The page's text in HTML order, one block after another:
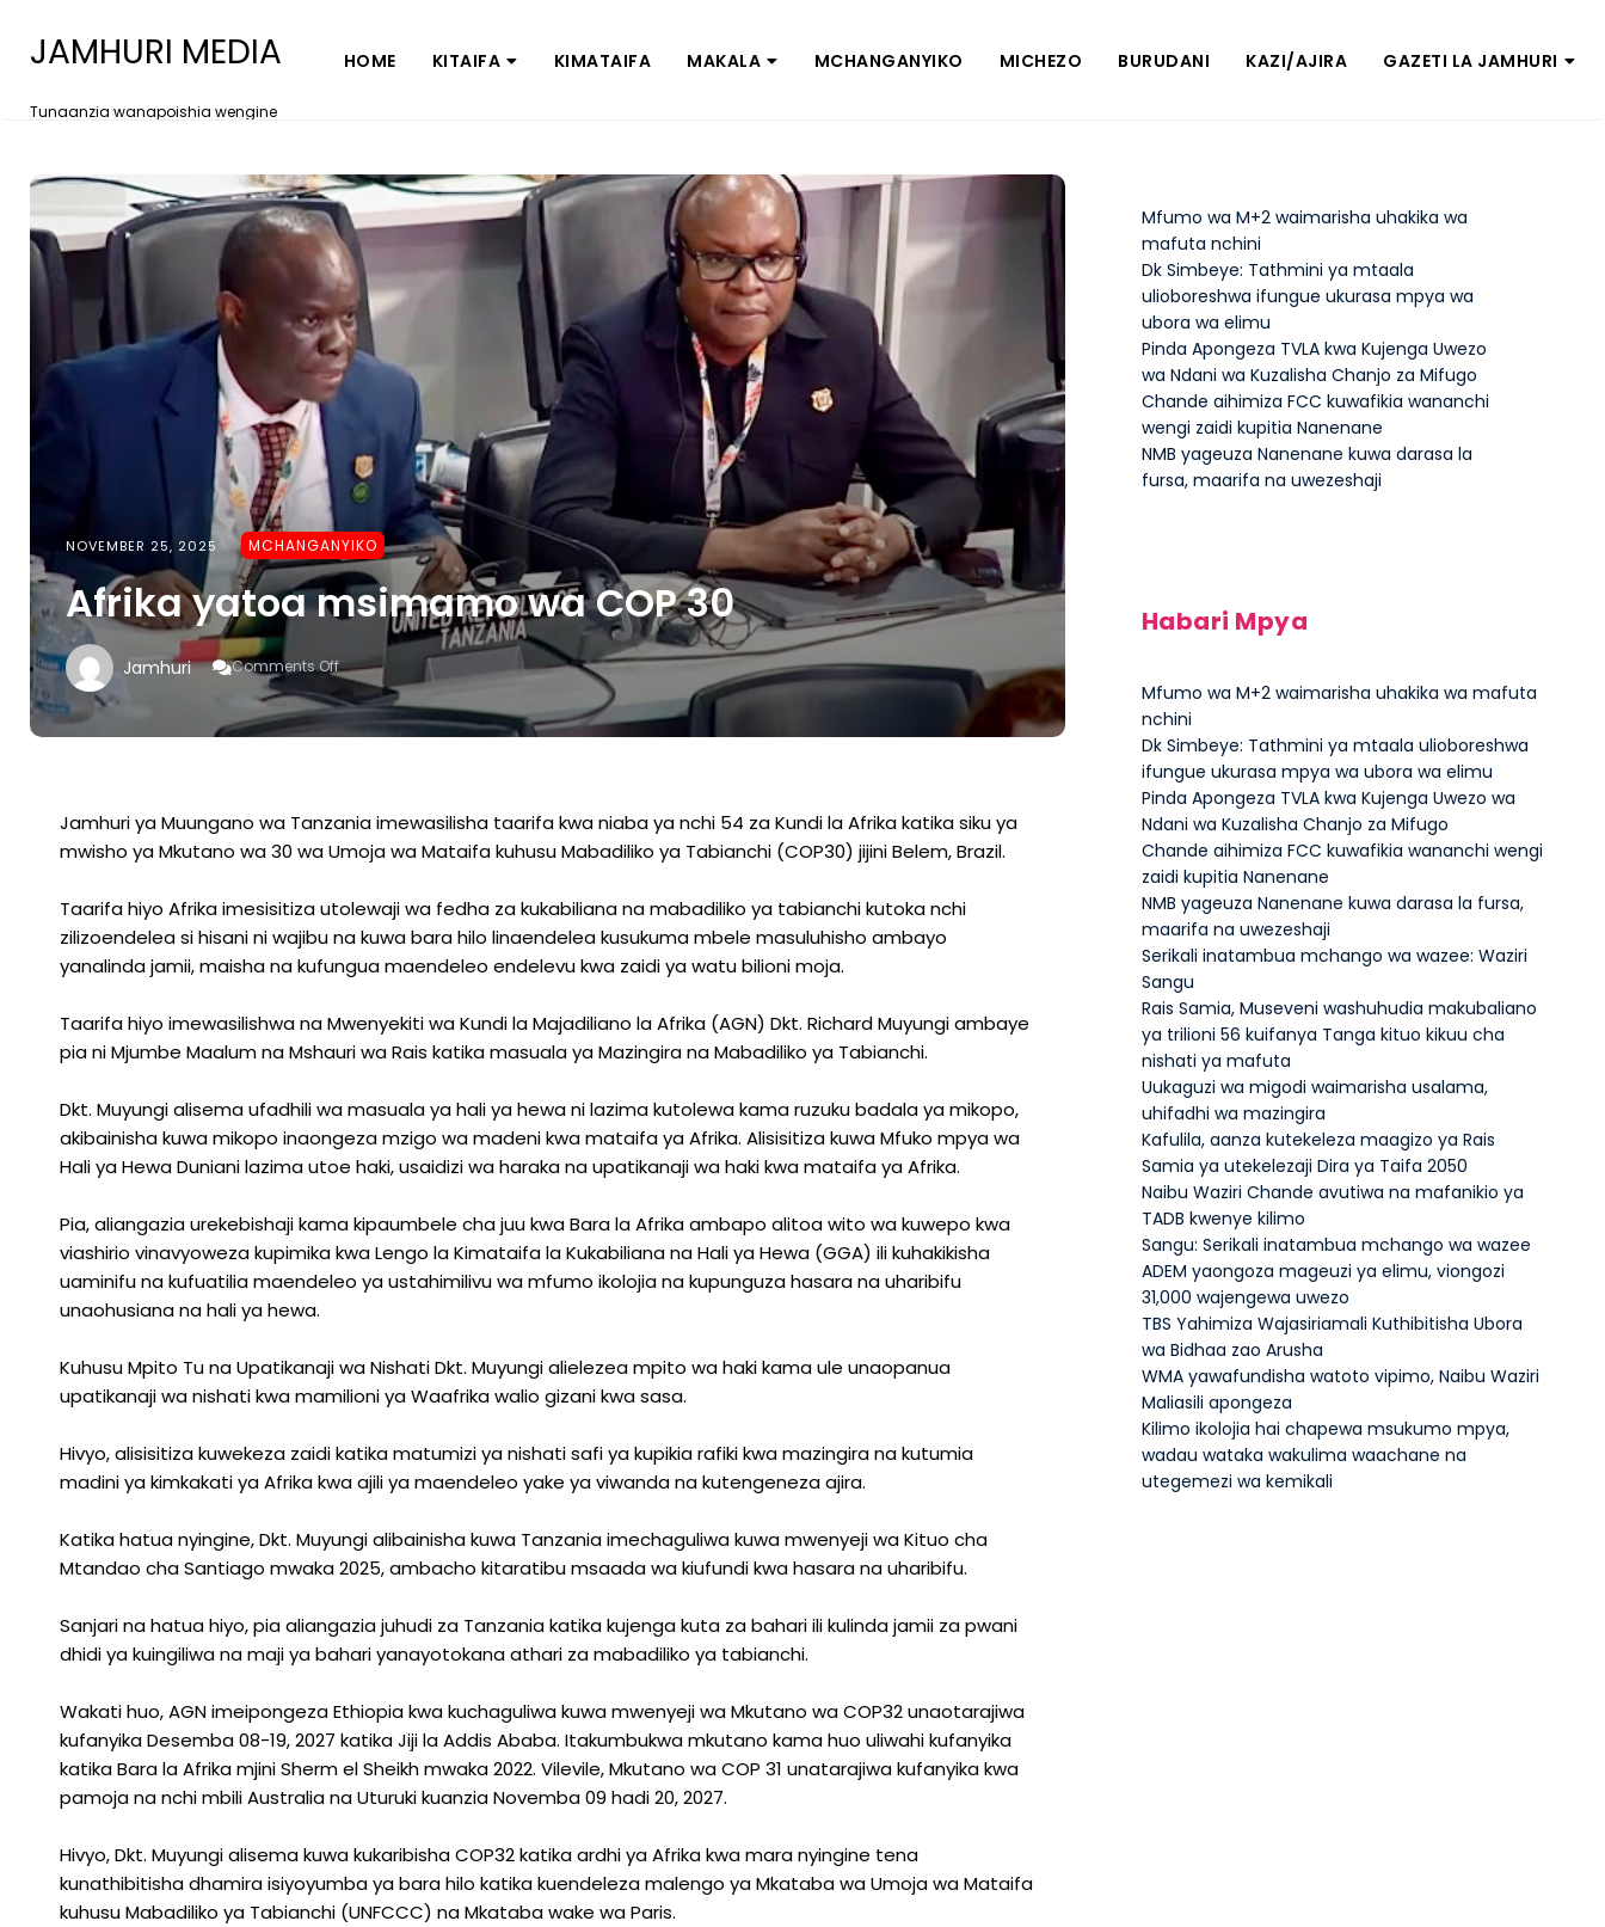
JAMHURI MEDIA
Tunaanzia wanapoishia wengine
HOME KITAIFA KIMATAIFA MAKALA MCHANGANYIKO MICHEZO BURUDANI KAZI/AJIRA GAZETI LA JAMHURI
NOVEMBER 25, 2025 MCHANGANYIKO
Afrika yatoa msimamo wa COP 30
Jamhuri Comments Off
Afrika
Yatoa
Msimamo
Jamhuri ya Muungano wa Tanzania imewasilisha taarifa kwa niaba ya nchi 54 za Kundi la Afrika katika siku ya
mwisho ya Mkutano wa 30 wa Umoja wa Mataifa kuhusu Mabadiliko ya Tabianchi (COP30) jijini Belem, Brazil.
Taarifa hiyo Afrika imesisitiza utolewaji wa fedha za kukabiliana na mabadiliko ya tabianchi kutoka nchi
zilizoendelea si hisani ni wajibu na kuwa bara hilo linaendelea kusukuma mbele masuluhisho ambayo
yanalinda jamii, maisha na kufungua maendeleo endelevu kwa zaidi ya watu bilioni moja.
Taarifa hiyo imewasilishwa na Mwenyekiti wa Kundi la Majadiliano la Afrika (AGN) Dkt. Richard Muyungi ambaye
pia ni Mjumbe Maalum na Mshauri wa Rais katika masuala ya Mazingira na Mabadiliko ya Tabianchi.
Dkt. Muyungi alisema ufadhili wa masuala ya hali ya hewa ni lazima kutolewa kama ruzuku badala ya mikopo,
akibainisha kuwa mikopo inaongeza mzigo wa madeni kwa mataifa ya Afrika. Alisisitiza kuwa Mfuko mpya wa
Hali ya Hewa Duniani lazima utoe haki, usaidizi wa haraka na upatikanaji wa haki kwa mataifa ya Afrika.
Pia, aliangazia urekebishaji kama kipaumbele cha juu kwa Bara la Afrika ambapo alitoa wito wa kuwepo kwa
viashirio vinavyoweza kupimika kwa Lengo la Kimataifa la Kukabiliana na Hali ya Hewa (GGA) ili kuhakikisha
uaminifu na kufuatilia maendeleo ya ustahimilivu wa mfumo ikolojia na kupunguza hasara na uharibifu
unaohusiana na hali ya hewa.
Kuhusu Mpito Tu na Upatikanaji wa Nishati Dkt. Muyungi alielezea mpito wa haki kama ule unaopanua
upatikanaji wa nishati kwa mamilioni ya Waafrika walio gizani kwa sasa.
Hivyo, alisisitiza kuwekeza zaidi katika matumizi ya nishati safi ya kupikia rafiki kwa mazingira na kutumia
madini ya kimkakati ya Afrika kwa ajili ya maendeleo yake ya viwanda na kutengeneza ajira.
Katika hatua nyingine, Dkt. Muyungi alibainisha kuwa Tanzania imechaguliwa kuwa mwenyeji wa Kituo cha
Mtandao cha Santiago mwaka 2025, ambacho kitaratibu msaada wa kiufundi kwa hasara na uharibifu.
Sanjari na hatua hiyo, pia aliangazia juhudi za Tanzania katika kujenga kuta za bahari ili kulinda jamii za pwani
dhidi ya kuingiliwa na maji ya bahari yanayotokana athari za mabadiliko ya tabianchi.
Wakati huo, AGN imeipongeza Ethiopia kwa kuchaguliwa kuwa mwenyeji wa Mkutano wa COP32 unaotarajiwa
kufanyika Desemba 08-19, 2027 katika Jiji la Addis Ababa. Itakumbukwa mkutano kama huo uliwahi kufanyika
katika Bara la Afrika mjini Sherm el Sheikh mwaka 2022. Vilevile, Mkutano wa COP 31 unatarajiwa kufanyika kwa
pamoja na nchi mbili Australia na Uturuki kuanzia Novemba 09 hadi 20, 2027.
Hivyo, Dkt. Muyungi alisema kuwa kukaribisha COP32 katika ardhi ya Afrika kwa mara nyingine tena
kunathibitisha dhamira isiyoyumba ya bara hilo katika kuendeleza malengo ya Mkataba wa Umoja wa Mataifa
kuhusu Mabadiliko ya Tabianchi (UNFCCC) na Mkataba wake wa Paris.
Mfumo wa M+2 waimarisha uhakika wa
mafuta nchini
Dk Simbeye: Tathmini ya mtaala
ulioboreshwa ifungue ukurasa mpya wa
ubora wa elimu
Pinda Apongeza TVLA kwa Kujenga Uwezo
wa Ndani wa Kuzalisha Chanjo za Mifugo
Chande aihimiza FCC kuwafikia wananchi
wengi zaidi kupitia Nanenane
NMB yageuza Nanenane kuwa darasa la
fursa, maarifa na uwezeshaji
Habari Mpya
Mfumo wa M+2 waimarisha uhakika wa mafuta
nchini
Dk Simbeye: Tathmini ya mtaala ulioboreshwa
ifungue ukurasa mpya wa ubora wa elimu
Pinda Apongeza TVLA kwa Kujenga Uwezo wa
Ndani wa Kuzalisha Chanjo za Mifugo
Chande aihimiza FCC kuwafikia wananchi wengi
zaidi kupitia Nanenane
NMB yageuza Nanenane kuwa darasa la fursa,
maarifa na uwezeshaji
Serikali inatambua mchango wa wazee: Waziri
Sangu
Rais Samia, Museveni washuhudia makubaliano
ya trilioni 56 kuifanya Tanga kituo kikuu cha
nishati ya mafuta
Uukaguzi wa migodi waimarisha usalama,
uhifadhi wa mazingira
Kafulila, aanza kutekeleza maagizo ya Rais
Samia ya utekelezaji Dira ya Taifa 2050
Naibu Waziri Chande avutiwa na mafanikio ya
TADB kwenye kilimo
Sangu: Serikali inatambua mchango wa wazee
ADEM yaongoza mageuzi ya elimu, viongozi
31,000 wajengewa uwezo
TBS Yahimiza Wajasiriamali Kuthibitisha Ubora
wa Bidhaa zao Arusha
WMA yawafundisha watoto vipimo, Naibu Waziri
Maliasili apongeza
Kilimo ikolojia hai chapewa msukumo mpya,
wadau wataka wakulima waachane na
utegemezi wa kemikali